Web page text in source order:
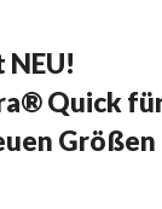
Quick
Größen